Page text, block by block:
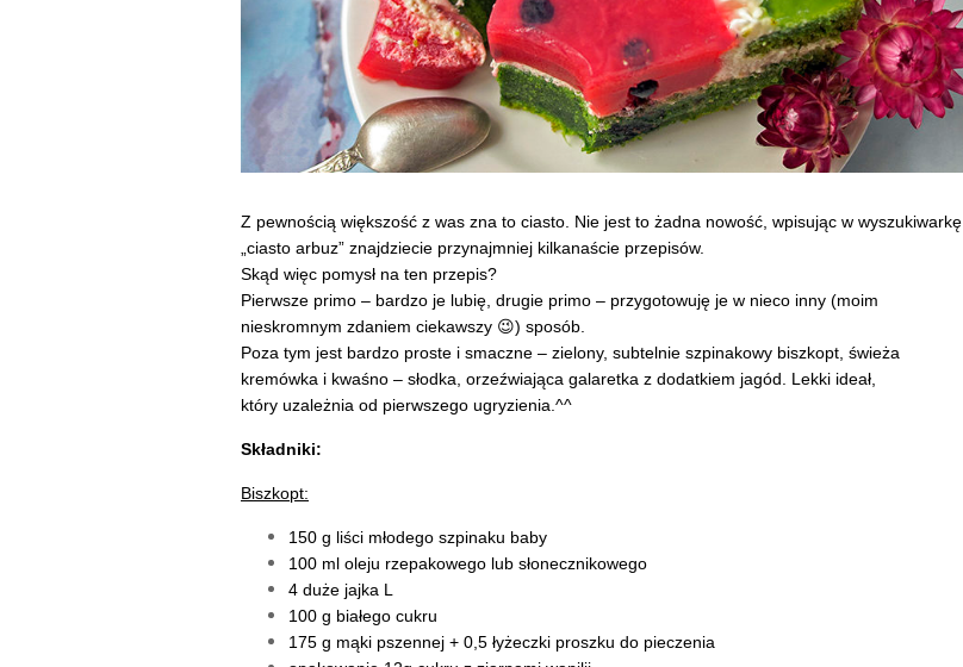
Z pewnością większość z was zna to ciasto. Nie jest to żadna nowość, wpisując w wyszukiwarkę
„ciasto arbuz” znajdziecie przynajmniej kilkanaście przepisów.
Skąd więc pomysł na ten przepis?
Pierwsze primo – bardzo je lubię, drugie primo – przygotowuję je w nieco inny (moim
nieskromnym zdaniem ciekawszy 😉) sposób.
Poza tym jest bardzo proste i smaczne – zielony, subtelnie szpinakowy biszkopt, świeża
kremówka i kwaśno – słodka, orzeźwiająca galaretka z dodatkiem jagód. Lekki ideał,
który uzależnia od pierwszego ugryzienia.^^
Składniki:
Biszkopt:
150 g liści młodego szpinaku baby
100 ml oleju rzepakowego lub słonecznikowego
4 duże jajka L
100 g białego cukru
175 g mąki pszennej + 0,5 łyżeczki proszku do pieczenia